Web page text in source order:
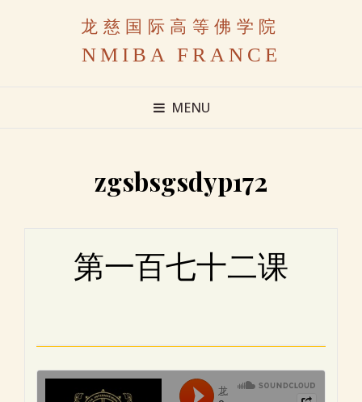
龙慈国际高等佛学院
NMIBA FRANCE
MENU
zgsbsgsdyp172
第一百七十二课